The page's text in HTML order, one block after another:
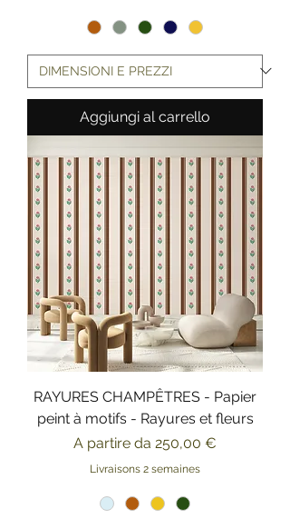
Aggiungi al carrello
RAYURES CHAMPÊTRES - Papier
peint à motifs - Rayures et fleurs
A partire da 250,00 €
Prezzo scontato
Livraisons 2 semaines